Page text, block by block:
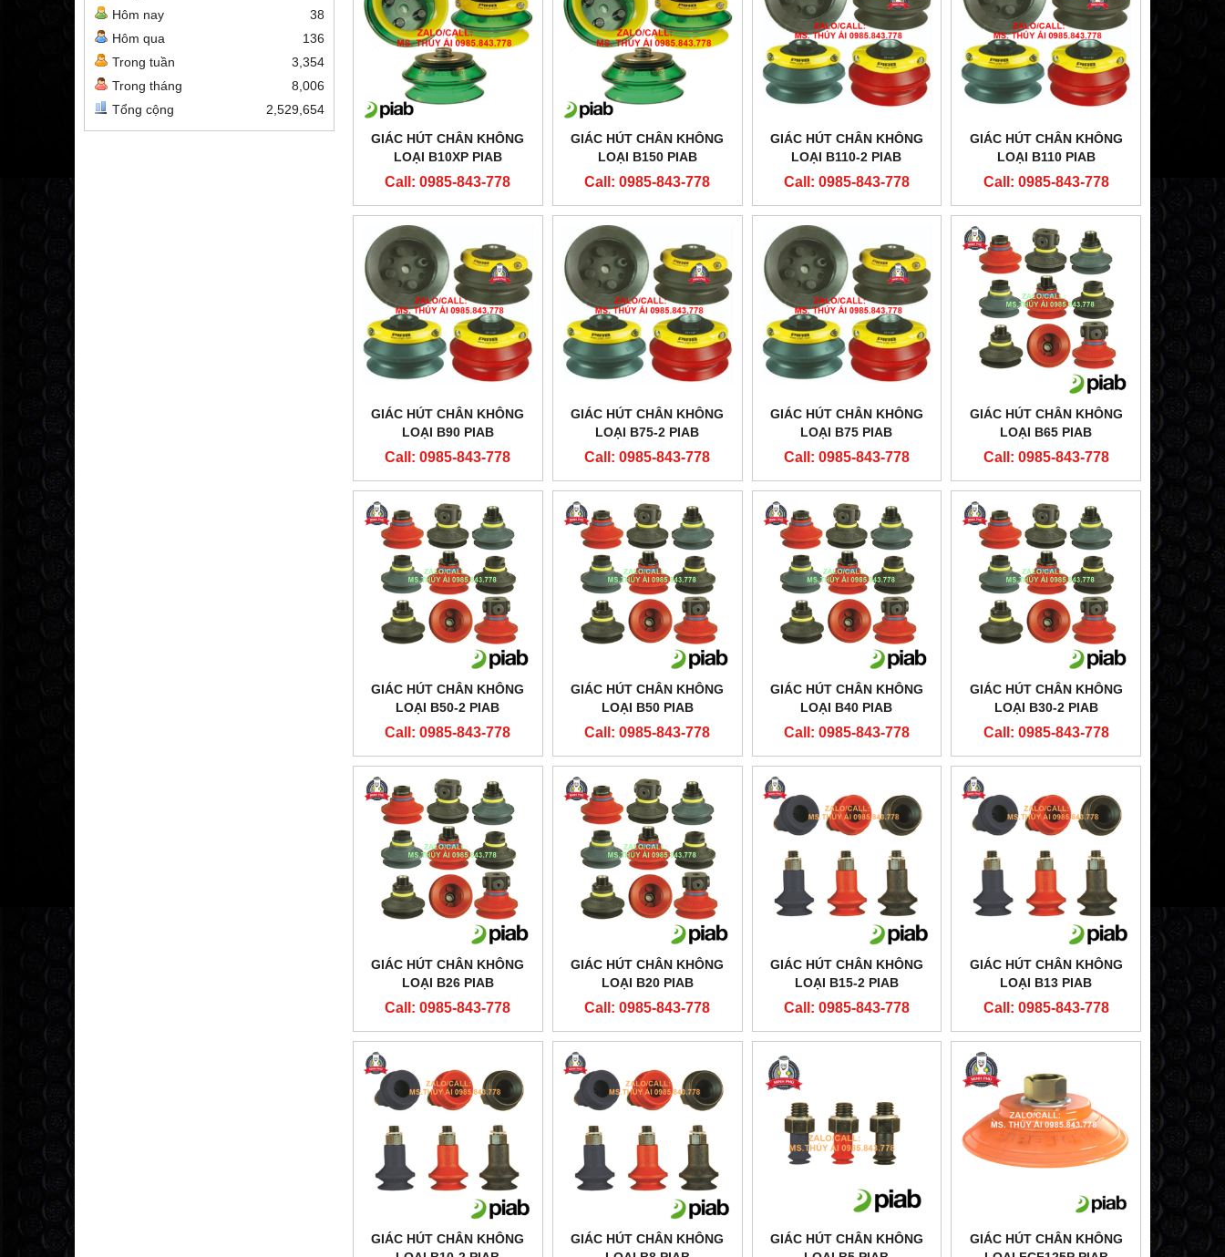
Hôm nay
38
Hôm qua
136
Trong tuần
3,354
Trong tháng
8,006
Tổng cộng
2,529,654
GIÁC HÚT CHÂN KHÔNG
LOẠI B10XP PIAB
Call: 0985-843-778
GIÁC HÚT CHÂN KHÔNG
LOẠI B150 PIAB
Call: 0985-843-778
GIÁC HÚT CHÂN KHÔNG
LOẠI B110-2 PIAB
Call: 0985-843-778
GIÁC HÚT CHÂN KHÔNG
LOẠI B110 PIAB
Call: 0985-843-778
GIÁC HÚT CHÂN KHÔNG
LOẠI B90 PIAB
Call: 0985-843-778
GIÁC HÚT CHÂN KHÔNG
LOẠI B75-2 PIAB
Call: 0985-843-778
GIÁC HÚT CHÂN KHÔNG
LOẠI B75 PIAB
Call: 0985-843-778
GIÁC HÚT CHÂN KHÔNG
LOẠI B65 PIAB
Call: 0985-843-778
GIÁC HÚT CHÂN KHÔNG
LOẠI B50-2 PIAB
Call: 0985-843-778
GIÁC HÚT CHÂN KHÔNG
LOẠI B50 PIAB
Call: 0985-843-778
GIÁC HÚT CHÂN KHÔNG
LOẠI B40 PIAB
Call: 0985-843-778
GIÁC HÚT CHÂN KHÔNG
LOẠI B30-2 PIAB
Call: 0985-843-778
GIÁC HÚT CHÂN KHÔNG
LOẠI B26 PIAB
Call: 0985-843-778
GIÁC HÚT CHÂN KHÔNG
LOẠI B20 PIAB
Call: 0985-843-778
GIÁC HÚT CHÂN KHÔNG
LOẠI B15-2 PIAB
Call: 0985-843-778
GIÁC HÚT CHÂN KHÔNG
LOẠI B13 PIAB
Call: 0985-843-778
GIÁC HÚT CHÂN KHÔNG
GIÁC HÚT CHÂN KHÔNG
GIÁC HÚT CHÂN KHÔNG
GIÁC HÚT CHÂN KHÔNG